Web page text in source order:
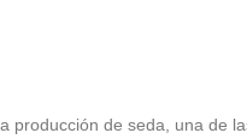
producción de seda, una de